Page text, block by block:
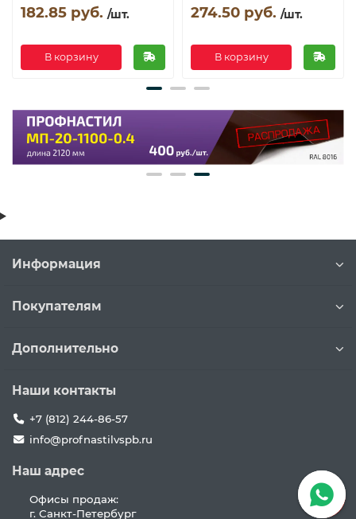
182.85 руб. /шт.
В корзину
274.50 руб. /шт.
В корзину
Информация
Покупателям
Дополнительно
Наши контакты
+7 (812) 244-86-57
info@profnastilvspb.ru
Наш адрес
Офисы продаж:
г. Санкт-Петербург